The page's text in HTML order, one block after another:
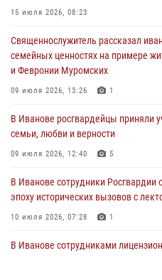
занятие с вопитанниками детского
27 июля 2026, 12:56
Координационный совет по
Ивановской области
24 июля 2026, 15:25
15 июля 2026, 08:23
Священнослужитель рассказал
семейных ценностях на примере
и Февронии Муромских
09 июля 2026, 13:26 1
В Иванове росгвардейцы приняли
семьи, любви и верности
09 июля 2026, 12:40 5
В Иванове сотрудники Росгвардии
эпоху исторических вызовов с
10 июля 2026, 07:28 1
В Иванове сотрудниками